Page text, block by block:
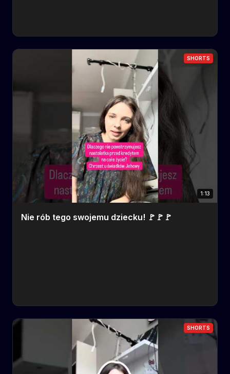
1:13
SHORTS
Nie rób tego swojemu dziecku! 🚩🚩🚩
SHORTS